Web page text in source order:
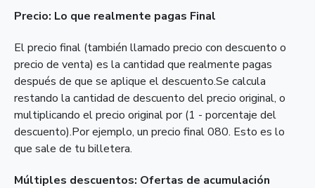
Precio: Lo que realmente pagas Final
El precio final (también llamado precio con descuento o
precio de venta) es la cantidad que realmente pagas
después de que se aplique el descuento.Se calcula
restando la cantidad de descuento del precio original, o
multiplicando el precio original por (1 - porcentaje del
descuento).Por ejemplo, un precio final 080. Esto es lo
que sale de tu billetera.
Múltiples descuentos: Ofertas de acumulación